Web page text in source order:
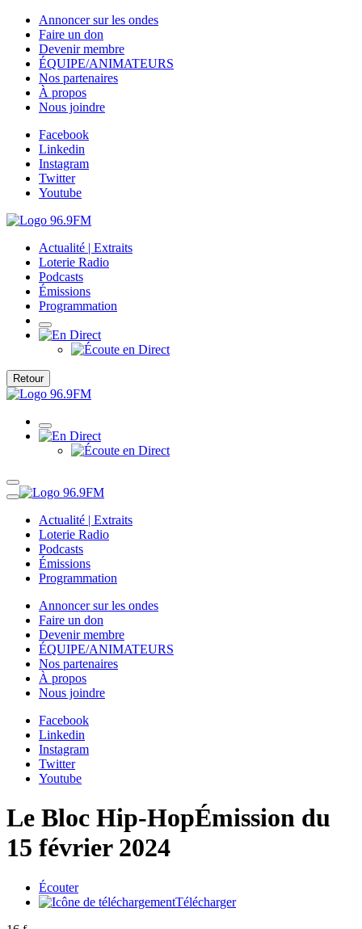
Annoncer sur les ondes
Faire un don
Devenir membre
ÉQUIPE/ANIMATEURS
Nos partenaires
À propos
Nous joindre
Facebook
Linkedin
Instagram
Twitter
Youtube
Actualité | Extraits
Loterie Radio
Podcasts
Émissions
Programmation
Retour
Actualité | Extraits
Loterie Radio
Podcasts
Émissions
Programmation
Annoncer sur les ondes
Faire un don
Devenir membre
ÉQUIPE/ANIMATEURS
Nos partenaires
À propos
Nous joindre
Facebook
Linkedin
Instagram
Twitter
Youtube
Le Bloc Hip-HopÉmission du
15 février 2024
Écouter
Télécharger